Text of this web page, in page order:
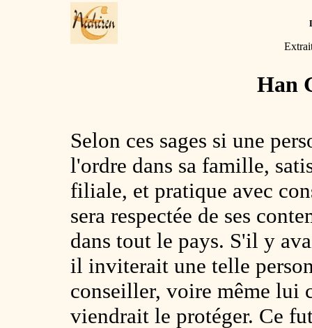
Han
Selon ces sages si une
l'ordre dans sa famille,
filiale, et pratique avec
sera respectée de ses
dans tout le pays. S'il y
il inviterait une telle
conseiller, voire même lui
viendrait le protéger. Ce